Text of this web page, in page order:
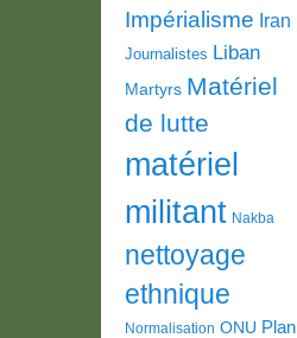
Impérialisme Iran
Journalistes Liban
Martyrs Matériel
de lutte
matériel
militant Nakba
nettoyage
ethnique
Normalisation ONU Plan